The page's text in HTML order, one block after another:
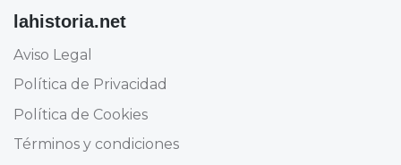
lahistoria.net
Aviso Legal
Política de Privacidad
Política de Cookies
Términos y condiciones